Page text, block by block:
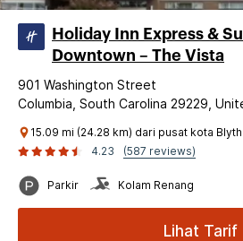
Holiday Inn Express &
Downtown – The Vista
901 Washington Street
Columbia, South Carolina 29229,
15.09 mi (24.28 km) dari pusat kota
4.23
(587 reviews)
Parkir Kolam Renang
Lihat Tarif